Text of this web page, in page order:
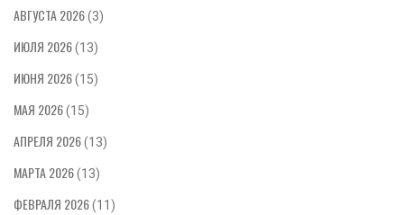
в преодолении этого нелёгкого периода.
Узнайте, как поддержать вашего ребёнка и
сделать этот этап времени ресурсными.
АВГУСТА 2026(3)
ИЮЛЯ 2026(13)
ИЮНЯ 2026(15)
МАЯ 2026(15)
АПРЕЛЯ 2026(13)
МАРТА 2026(13)
ФЕВРАЛЯ 2026(11)